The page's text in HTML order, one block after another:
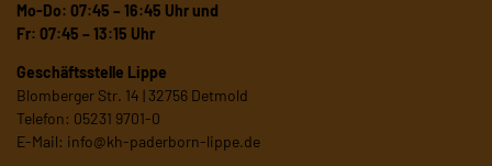
Mo-Do: 07:45 – 16:45 Uhr und
Fr: 07:45 – 13:15 Uhr
Geschäftsstelle Lippe
Blomberger Str. 14 | 32756 Detmold
Telefon: 05231 9701-0
E-Mail: info@kh-paderborn-lippe.de